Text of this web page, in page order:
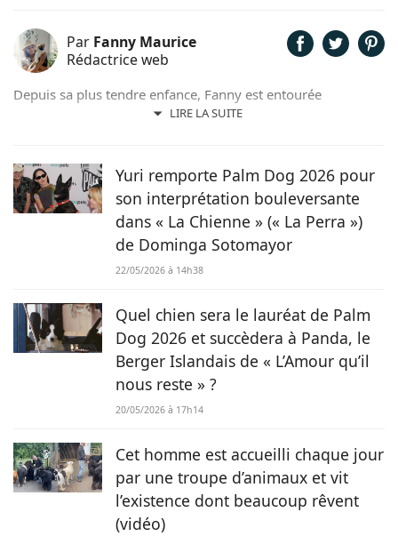
Par Fanny Maurice
Rédactrice web
LIRE LA SUITE
Depuis sa plus tendre enfance, Fanny est entourée
d'animaux. Elle partage son quotidien avec un chat nommé
magazine Chien.fr pour partager sa passion des animaux au
plus grand nombre.
Yuri remporte Palm Dog 2026 pour
son interprétation bouleversante
dans « La Chienne » (« La Perra »)
de Dominga Sotomayor
22/05/2026 à 14h38
Quel chien sera le lauréat de Palm
Dog 2026 et succèdera à Panda, le
Berger Islandais de « L’Amour qu’il
nous reste » ?
20/05/2026 à 17h14
Cet homme est accueilli chaque jour
par une troupe d’animaux et vit
l’existence dont beaucoup rêvent
(vidéo)